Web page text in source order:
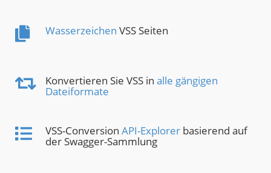
Wasserzeichen VSS Seiten
Konvertieren Sie VSS in alle gängigen
Dateiformate
VSS-Conversion API-Explorer basierend auf
der Swagger-Sammlung